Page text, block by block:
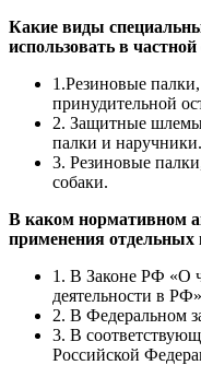
Какие виды
использовать в
1.Резиновые
принудительной
2. Защитные
палки и наручники.
3. Резиновые
собаки.
В каком нормативном
применения отдельных
1. В Законе РФ «О
деятельности в
2. В Федеральном
3. В
Российской